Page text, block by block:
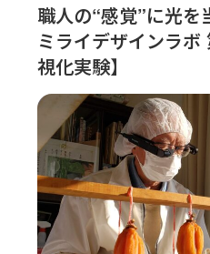
職人の“感覚”に光
ミライデザインラ
視化実験】